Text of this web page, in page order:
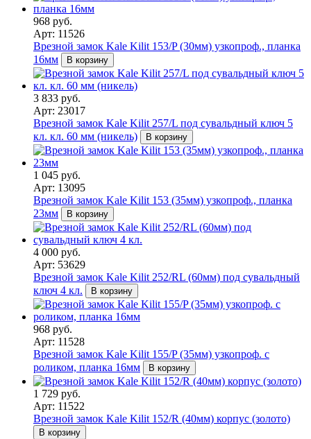
968 руб.
Арт: 11526
Врезной замок Kale Kilit 153/P (30мм) узкопроф., планка
16мм
В корзину
3 833 руб.
Арт: 23017
Врезной замок Kale Kilit 257/L под сувальдный ключ 5
кл. кл. 60 мм (никель)
В корзину
1 045 руб.
Арт: 13095
Врезной замок Kale Kilit 153 (35мм) узкопроф., планка
23мм
В корзину
4 000 руб.
Арт: 53629
Врезной замок Kale Kilit 252/RL (60мм) под сувальдный
ключ 4 кл.
В корзину
968 руб.
Арт: 11528
Врезной замок Kale Kilit 155/P (35мм) узкопроф. с
роликом, планка 16мм
В корзину
1 729 руб.
Арт: 11522
Врезной замок Kale Kilit 152/R (40мм) корпус (золото)
В корзину